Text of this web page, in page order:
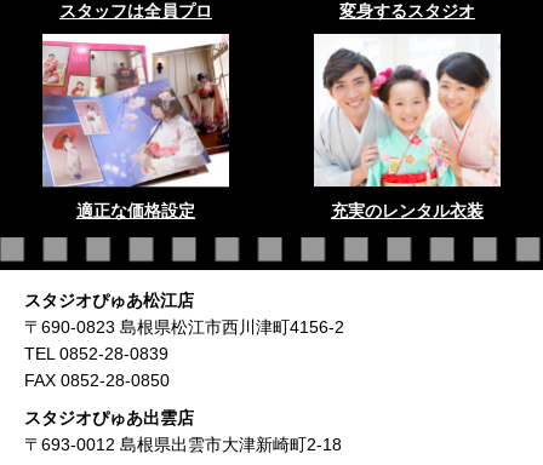
スタッフは全員プロ 変身するスタジオ
適正な価格設定 充実のレンタル衣装
スタジオぴゅあ松江店
〒690-0823 島根県松江市西川津町4156-2
TEL 0852-28-0839
FAX 0852-28-0850
スタジオぴゅあ出雲店
〒693-0012 島根県出雲市大津新崎町2-18